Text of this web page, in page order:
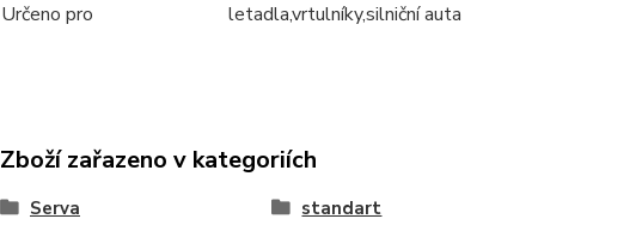
Určeno pro
letadla,vrtulníky,silniční auta
Zboží zařazeno v kategoriích
Serva standart